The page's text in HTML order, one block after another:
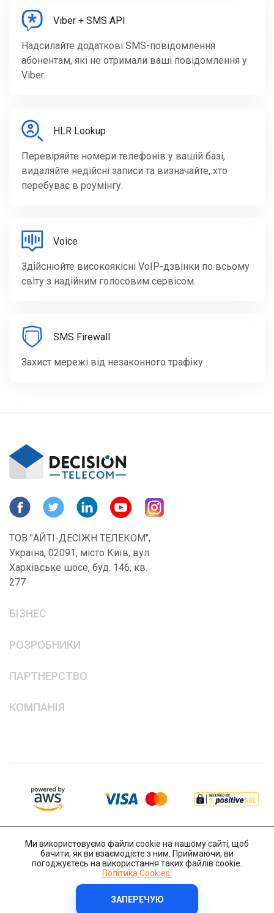
Viber + SMS API
Надсилайте додаткові SMS-повідомлення
абонентам, які не отримали ваші повідомлення у
Viber.
HLR Lookup
Перевіряйте номери телефонів у вашій базі,
видаляйте недійсні записи та визначайте, хто
перебуває в роумінгу.
Voice
Здійснюйте високоякісні VoIP-дзвінки по всьому
світу з надійним голосовим сервісом.
SMS Firewall
Захист мережі від незаконного трафіку
ТОВ "АЙТІ-ДЕСІЖН ТЕЛЕКОМ",
Україна, 02091, місто Київ, вул.
Харківське шосе, буд. 146, кв.
277
БІЗНЕС
РОЗРОБНИКИ
ПАРТНЕРСТВО
КОМПАНІЯ
Copyright © 2014-2026 IT-Decision Telecom OU Політика Cookies
Ми використовуємо файли cookie на нашому сайті, щоб
бачити, як ви взаємодієте з ним. Приймаючи, ви
погоджуєтесь на використання таких файлів cookie.
Політика Cookies.
ЗАПЕРЕЧУЮ